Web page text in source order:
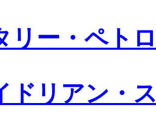
リー・ペト
ドリアン・